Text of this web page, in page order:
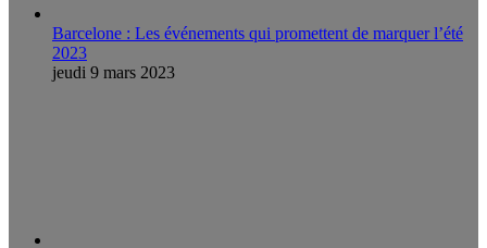
Barcelone : Les événements qui promettent de marquer l’été
2023
jeudi 9 mars 2023